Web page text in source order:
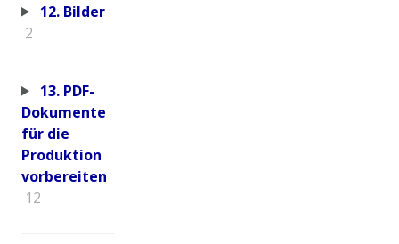
12. Bilder
2
13. PDF-
Dokumente
für die
Produktion
vorbereiten
12